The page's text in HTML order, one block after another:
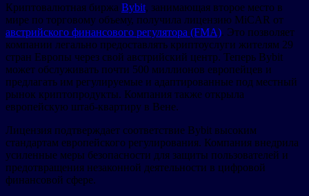
Криптовалютная биржа Bybit, занимающая второе место в
мире по торговому объему, получила лицензию MiCAR от
австрийского финансового регулятора (FMA). Это позволяет
компании легально предоставлять криптоуслуги жителям 29
стран Европы через свой австрийский центр. Теперь Bybit
может обслуживать почти 500 миллионов европейцев и
предлагать им регулируемые и адаптированные под местный
рынок криптопродукты. Компания также открыла
европейскую штаб-квартиру в Вене.
Лицензия подтверждает соответствие Bybit высоким
стандартам европейского регулирования. Компания внедрила
усиленные меры безопасности для защиты пользователей и
предотвращения незаконной деятельности в цифровой
финансовой сфере.